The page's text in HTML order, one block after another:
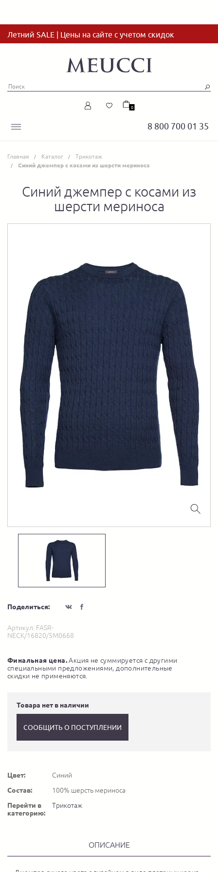
Летний SALE | Цены на сайте с учетом скидок
8 800 700 01 35
0
Главная Каталог Трикотаж
Синий джемпер с косами из шерсти мериноса
Синий джемпер с косами из
шерсти мериноса
Поделиться:
Артикул: FASR-
NECK/16820/5M0668
Финальная цена.Акция не суммируется с другими
специальными предложениями, дополнительные
скидки не применяются.
Товара нет в наличии
СООБЩИТЬ О ПОСТУПЛЕНИИ
Цвет:
Синий
Состав:
100% шерсть мериноса
Перейти в
категорию:
Трикотаж
ОПИСАНИЕ